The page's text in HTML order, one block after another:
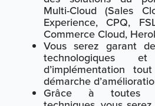
Multi-Cloud (Sales
Experience, CPQ,
Commerce Cloud,
Vous serez garant
technologiques
d’implémentation
démarche
Grâce à toutes